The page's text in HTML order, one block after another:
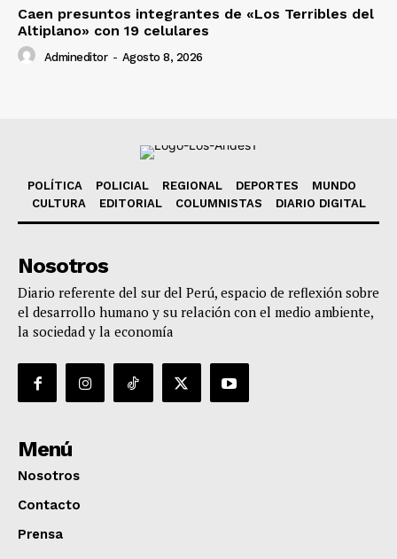
Caen presuntos integrantes de «Los Terribles del
Altiplano» con 19 celulares
Admineditor - Agosto 8, 2026
POLÍTICA POLICIAL REGIONAL DEPORTES
MUNDO
CULTURA
EDITORIAL COLUMNISTAS DIARIO DIGITAL
Nosotros
Diario referente del sur del Perú, espacio de reflexión sobre
el desarrollo humano y su relación con el medio ambiente,
la sociedad y la economía
Menú
Nosotros
Contacto
Prensa